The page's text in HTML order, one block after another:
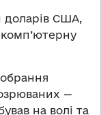
доларів США,
—
на волі та